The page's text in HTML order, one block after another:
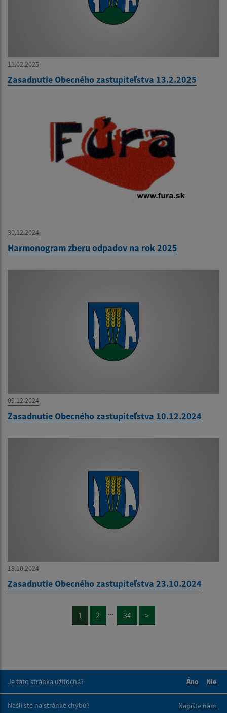
11.02.2025
Zasadnutie Obecného zastupiteľstva 13.2.2025
30.12.2024
Harmonogram zberu odpadov na rok 2025
09.12.2024
Zasadnutie Obecného zastupiteľstva 10.12.2024
18.10.2024
Zasadnutie Obecného zastupiteľstva 23.10.2024
1 2 ... 34 >
Je táto stránka užitočná?
Áno
Nie
Našli ste na stránke chybu?
Napíšte nám